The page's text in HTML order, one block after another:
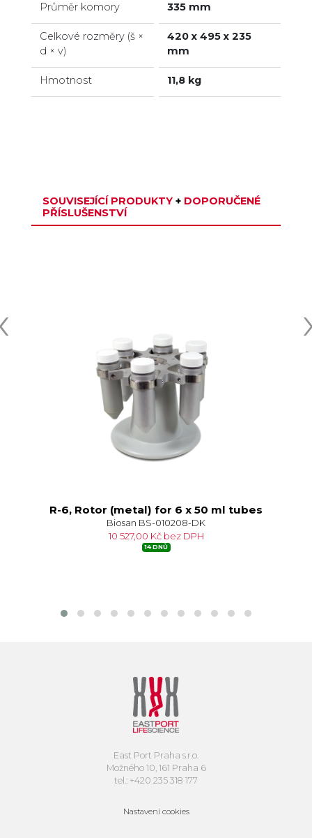
Průměr komory 335 mm
Celkové rozměry (š ×
d × v)
420 x 495 x 235
mm
Hmotnost 11,8 kg
SOUVISEJÍCÍ PRODUKTY +DOPORUČENÉ
PŘÍSLUŠENSTVÍ
R-6, Rotor (metal) for 6 x 50 ml tubes
Biosan BS-010208-DK
10 527,00 Kč bez DPH
14 DNŮ
East Port Praha s.r.o.
Možného 10, 161 Praha 6
tel.: +420 235 318 177
Nastavení cookies